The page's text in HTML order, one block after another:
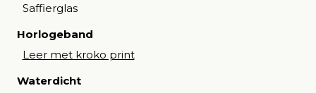
Saffierglas
Horlogeband
Leer met kroko print
Waterdicht